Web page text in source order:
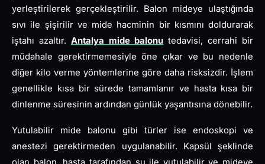
yerleştirilerek gerçekleştirilir. Balon mideye ulaştığında
sıvı ile şişirilir ve mide hacminin bir kısmını doldurarak
iştahı azaltır. Antalya mide balonu tedavisi, cerrahi bir
müdahale gerektirmemesiyle öne çıkar ve bu nedenle
diğer kilo verme yöntemlerine göre daha risksizdir. İşlem
genellikle kısa bir sürede tamamlanır ve hasta kısa bir
dinlenme süresinin ardından günlük yaşantısına dönebilir.
Yutulabilir mide balonu gibi türler ise endoskopi ve
anestezi gerektirmeden uygulanabilir. Kapsül şeklinde